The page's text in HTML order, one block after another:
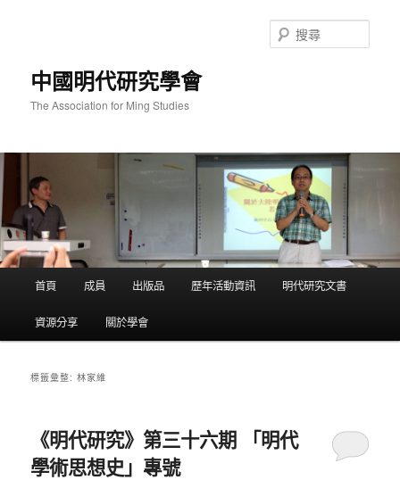
中國明代研究學會
The Association for Ming Studies
尋
首頁 成員 出版品 歷年活動資訊 明代研究文書
資源分享 關於學會
標籤彙整:林家維
《明代研究》第三十六期 「明代
學術思想史」專號